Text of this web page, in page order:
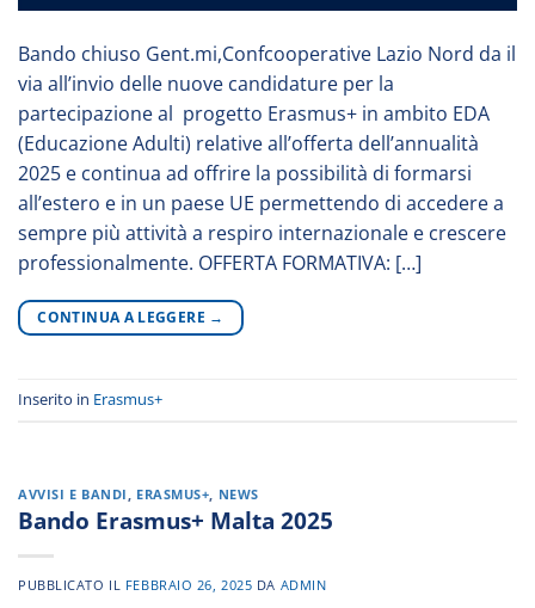
Bando chiuso Gent.mi,Confcooperative Lazio Nord da il
via all’invio delle nuove candidature per la
partecipazione al progetto Erasmus+ in ambito EDA
(Educazione Adulti) relative all’offerta dell’annualità
2025 e continua ad offrire la possibilità di formarsi
all’estero e in un paese UE permettendo di accedere a
sempre più attività a respiro internazionale e crescere
professionalmente. OFFERTA FORMATIVA: […]
CONTINUA A LEGGERE →
Inserito in Erasmus+
AVVISI E BANDI ERASMUS+ NEWS
Bando Erasmus+ Malta 2025
PUBBLICATO IL FEBBRAIO 26, 2025 DA ADMIN